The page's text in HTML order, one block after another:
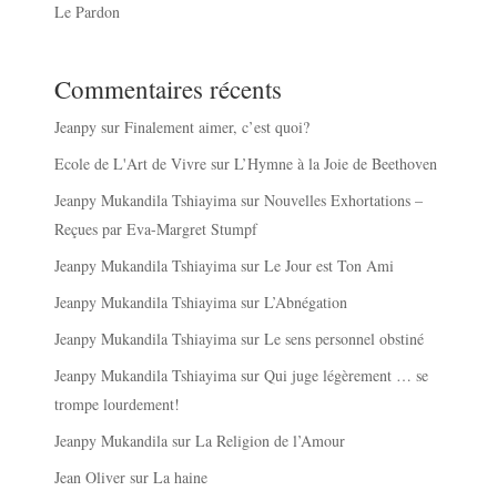
Le Pardon
Commentaires récents
Jeanpy surFinalement aimer, c’est quoi?
Ecole de L'Art de Vivre surL’Hymne à la Joie de Beethoven
Jeanpy Mukandila Tshiayima surNouvelles Exhortations –
Reçues par Eva-Margret Stumpf
Jeanpy Mukandila Tshiayima surLe Jour est Ton Ami
Jeanpy Mukandila Tshiayima surL’Abnégation
Jeanpy Mukandila Tshiayima surLe sens personnel obstiné
Jeanpy Mukandila Tshiayima surQui juge légèrement … se
trompe lourdement!
Jeanpy Mukandila surLa Religion de l’Amour
Jean Oliver surLa haine